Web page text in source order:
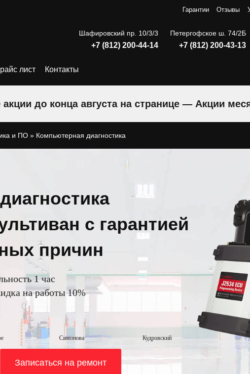
Гарантии Отзывы
Шафировский пр. 10/3/3
+7 (812) 200-44-14
Петергофское ш. 74/2Б
+7 (812) 200-43-13
лист Контакты
до конца августа на странице — Акции
и ПО » Компьютерная диагностика
с гарантией
причин
1 час
на работы 10%
Симонова Кудровский
Записаться на ремонт